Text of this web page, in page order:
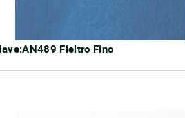
Fieltro Fino